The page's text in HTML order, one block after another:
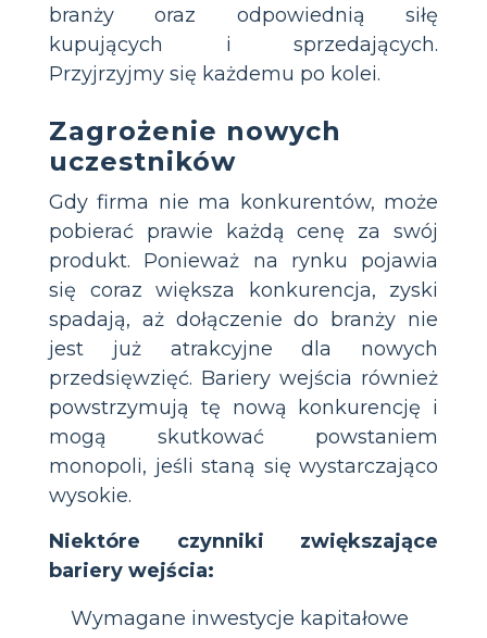
branży oraz odpowiednią siłę
kupujących i sprzedających.
Przyjrzyjmy się każdemu po kolei.
Zagrożenie nowych
uczestników
Gdy firma nie ma konkurentów, może
pobierać prawie każdą cenę za swój
produkt. Ponieważ na rynku pojawia
się coraz większa konkurencja, zyski
spadają, aż dołączenie do branży nie
jest już atrakcyjne dla nowych
przedsięwzięć. Bariery wejścia również
powstrzymują tę nową konkurencję i
mogą skutkować powstaniem
monopoli, jeśli staną się wystarczająco
wysokie.
Niektóre czynniki zwiększające
bariery wejścia:
Wymagane inwestycje kapitałowe